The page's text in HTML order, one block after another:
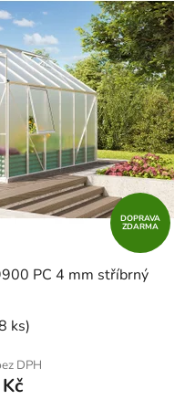
DOPRAVA
ZDARMA
PC 4 mm stříbrný
ks)
DPH